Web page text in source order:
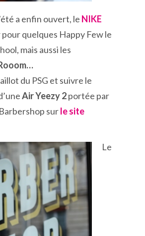
a enfin ouvert, le NIKE
quelques Happy Few le
mais aussi les
du PSG et suivre le
Air Yeezy 2portée par
surle site
Le